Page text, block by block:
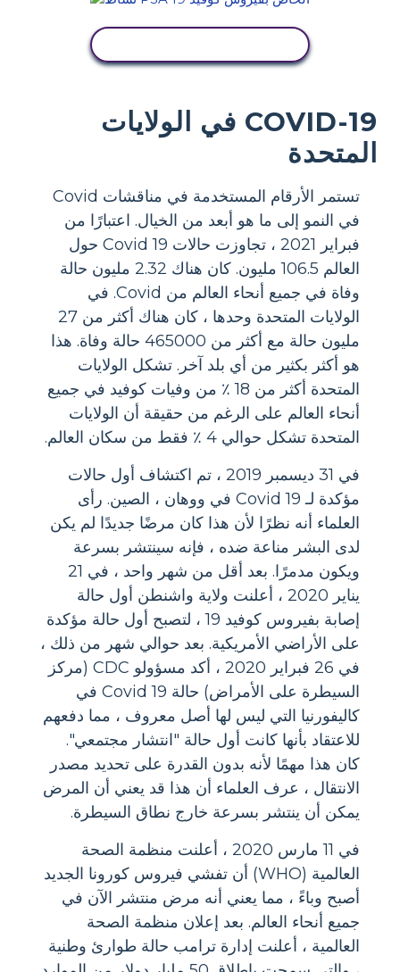
COVID-19 في الولايات
المتحدة
تستمر الأرقام المستخدمة في مناقشات Covid
في النمو إلى ما هو أبعد من الخيال. اعتبارًا من
فبراير 2021 ، تجاوزت حالات Covid 19 حول
العالم 106.5 مليون. كان هناك 2.32 مليون حالة
وفاة في جميع أنحاء العالم من Covid. في
الولايات المتحدة وحدها ، كان هناك أكثر من 27
مليون حالة مع أكثر من 465000 حالة وفاة. هذا
هو أكثر بكثير من أي بلد آخر. تشكل الولايات
المتحدة أكثر من 18 ٪ من وفيات كوفيد في جميع
أنحاء العالم على الرغم من حقيقة أن الولايات
المتحدة تشكل حوالي 4 ٪ فقط من سكان العالم.
في 31 ديسمبر 2019 ، تم اكتشاف أول حالات
مؤكدة لـ Covid 19 في ووهان ، الصين. رأى
العلماء أنه نظرًا لأن هذا كان مرضًا جديدًا لم يكن
لدى البشر مناعة ضده ، فإنه سينتشر بسرعة
ويكون مدمرًا. بعد أقل من شهر واحد ، في 21
يناير 2020 ، أعلنت ولاية واشنطن أول حالة
إصابة بفيروس كوفيد 19 ، لتصبح أول حالة مؤكدة
على الأراضي الأمريكية. بعد حوالي شهر من ذلك ،
في 26 فبراير 2020 ، أكد مسؤولو CDC (مركز
السيطرة على الأمراض) حالة Covid 19 في
كاليفورنيا التي ليس لها أصل معروف ، مما دفعهم
للاعتقاد بأنها كانت أول حالة "انتشار مجتمعي".
كان هذا مهمًا لأنه بدون القدرة على تحديد مصدر
الانتقال ، عرف العلماء أن هذا قد يعني أن المرض
يمكن أن ينتشر بسرعة خارج نطاق السيطرة.
في 11 مارس 2020 ، أعلنت منظمة الصحة
العالمية (WHO) أن تفشي فيروس كورونا الجديد
أصبح وباءً ، مما يعني أنه مرض منتشر الآن في
جميع أنحاء العالم. بعد إعلان منظمة الصحة
العالمية ، أعلنت إدارة ترامب حالة طوارئ وطنية